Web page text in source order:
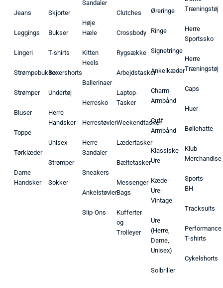
Jeans
Leggings
Lingeri
Strømpebukser
Strømper
Bluser
Toppe
Tørklæder
Dame
Handsker
Skjorter
Bukser
T-shirts
Boxershorts
Undertøj
Herre
Handsker
Unisex
Strømper
Sokker
Sandaler
Høje
Hæle
Kitten
Heels
Ballerinaer
Herresko
Herrestøvler
Herre
Sandaler
Sneakers
Ankelstøvler
Slip-Ons
Clutches
Crossbody
Rygsække
Arbejdstasker
Laptop-
Tasker
Weekendtasker
Lædertasker
Bæltetasker
Messenger
Bags
Kufferter
og
Trolleyer
Øreringe
Ringe
Signetringe
Ankelkæder
Charm-
Armbånd
Cuff-
Armbånd
Klassiske
Ure
Kæde-
Ure-
Vintage
Ure
(Herre,
Dame,
Unisex)
Solbriller
Træningstøj
Herre
Sportssko
Herre
Træningstøj
Caps
Huer
Bøllehatte
Klub
Merchandise
Sports-
BH
Tracksuits
Performance
T-shirts
Cykelshorts